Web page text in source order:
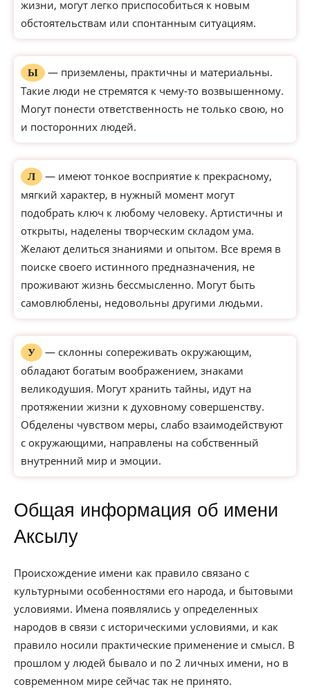
жизни, могут легко приспособиться к новым
обстоятельствам или спонтанным ситуациям.
Ы
— приземлены, практичны и материальны.
Такие люди не стремятся к чему-то возвышенному.
Могут понести ответственность не только свою, но
и посторонних людей.
Л
— имеют тонкое восприятие к прекрасному,
мягкий характер, в нужный момент могут
подобрать ключ к любому человеку. Артистичны и
открыты, наделены творческим складом ума.
Желают делиться знаниями и опытом. Все время в
поиске своего истинного предназначения, не
проживают жизнь бессмысленно. Могут быть
самовлюблены, недовольны другими людьми.
У
— склонны сопереживать окружающим,
обладают богатым воображением, знаками
великодушия. Могут хранить тайны, идут на
протяжении жизни к духовному совершенству.
Обделены чувством меры, слабо взаимодействуют
с окружающими, направлены на собственный
внутренний мир и эмоции.
Общая информация об имени
Аксылу
Происхождение имени как правило связано с
культурными особенностями его народа, и бытовыми
условиями. Имена появлялись у определенных
народов в связи с историческими условиями, и как
правило носили практические применение и смысл. В
прошлом у людей бывало и по 2 личных имени, но в
современном мире сейчас так не принято.